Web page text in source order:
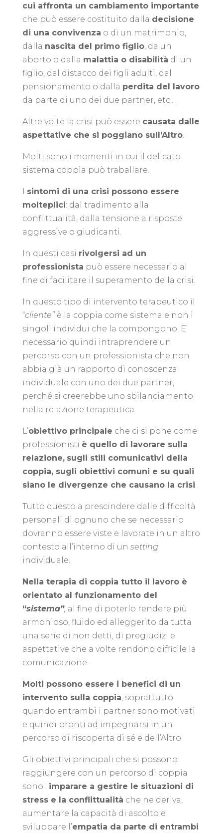
cui affronta un cambiamento importante
che può essere costituito dalla decisione
di una convivenza o di un matrimonio,
dalla nascita del primo figlio, da un
aborto o dalla malattia o disabilità di un
figlio, dal distacco dei figli adulti, dal
pensionamento o dalla perdita del lavoro
da parte di uno dei due partner, etc.. .
Altre volte la crisi può essere causata dalle
aspettative che si poggiano sull’Altro.
Molti sono i momenti in cui il delicato
sistema coppia può traballare.
I sintomi di una crisi possono essere
molteplici: dal tradimento alla
conflittualità, dalla tensione a risposte
aggressive o giudicanti.
In questi casi rivolgersi ad un
professionista può essere necessario al
fine di facilitare il superamento della crisi.
In questo tipo di intervento terapeutico il
“cliente”è la coppia come sistema e non i
singoli individui che la compongono. E’
necessario quindi intraprendere un
percorso con un professionista che non
abbia già un rapporto di conoscenza
individuale con uno dei due partner,
perché si creerebbe uno sbilanciamento
nella relazione terapeutica.
L’obiettivo principale che ci si pone come
professionisti è quello di lavorare sulla
relazione, sugli stili comunicativi della
coppia, sugli obiettivi comuni e su quali
siano le divergenze che causano la crisi
Tutto questo a prescindere dalle difficoltà
personali di ognuno che se necessario
dovranno essere viste e lavorate in un altro
contesto all’interno di un setting
individuale.
Nella terapia di coppia tutto il lavoro è
orientato al funzionamento del
“sistema”, al fine di poterlo rendere più
armonioso, fluido ed alleggerito da tutta
una serie di non detti, di pregiudizi e
aspettative che a volte rendono difficile la
comunicazione.
Molti possono essere i benefici di un
intervento sulla coppia , soprattutto
quando entrambi i partner sono motivati
e quindi pronti ad impegnarsi in un
percorso di riscoperta di sé e dell’Altro.
Gli obiettivi principali che si possono
raggiungere con un percorso di coppia
sono : imparare a gestire le situazioni di
stress e la conflittualità che ne deriva,
aumentare la capacità di ascolto e
sviluppare l’empatia da parte di entrambi